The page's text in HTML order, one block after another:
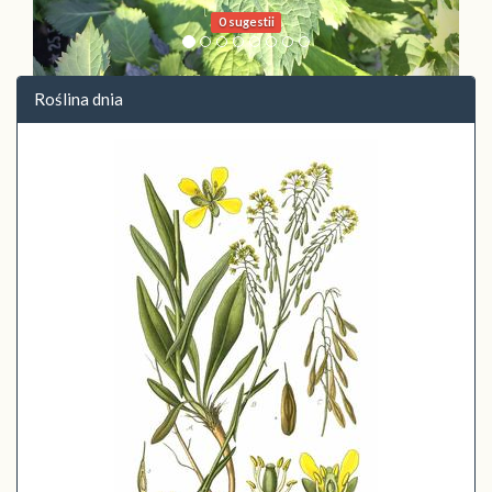
0 sugestii
Roślina dnia